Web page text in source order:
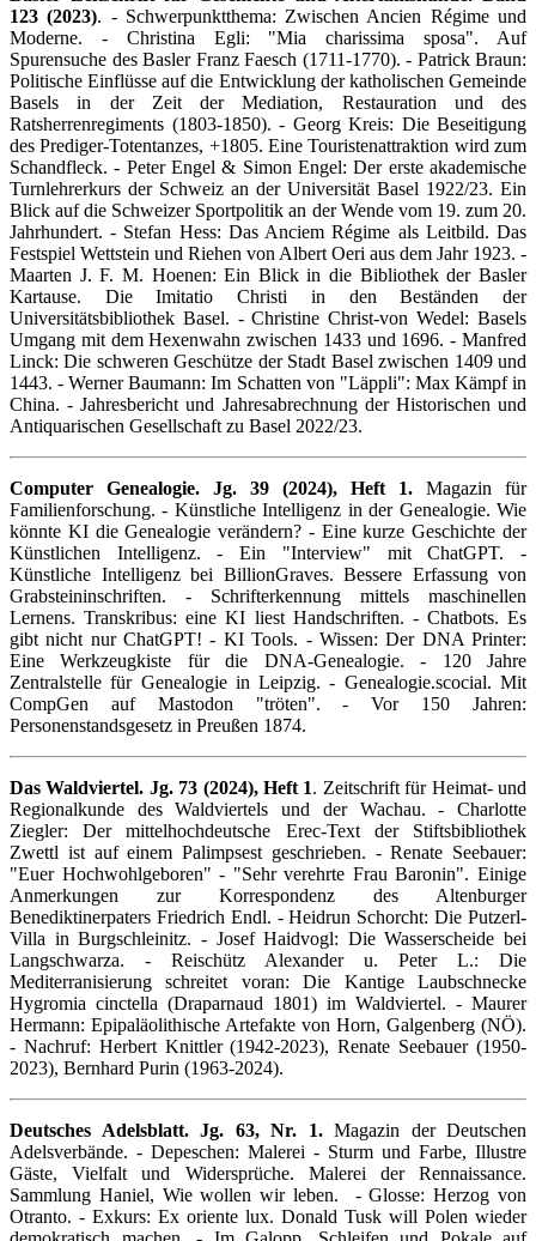
123 (2023). - Schwerpunktthema: Zwischen Ancien Régime und
Moderne. - Christina Egli: "Mia charissima sposa". Auf
Spurensuche des Basler Franz Faesch (1711-1770). - Patrick Braun:
Politische Einflüsse auf die Entwicklung der katholischen Gemeinde
Basels in der Zeit der Mediation, Restauration und des
Ratsherrenregiments (1803-1850). - Georg Kreis: Die Beseitigung
des Prediger-Totentanzes, +1805. Eine Touristenattraktion wird zum
Schandfleck. - Peter Engel & Simon Engel: Der erste akademische
Turnlehrerkurs der Schweiz an der Universität Basel 1922/23. Ein
Blick auf die Schweizer Sportpolitik an der Wende vom 19. zum 20.
Jahrhundert. - Stefan Hess: Das Anciem Régime als Leitbild. Das
Festspiel Wettstein und Riehen von Albert Oeri aus dem Jahr 1923. -
Maarten J. F. M. Hoenen: Ein Blick in die Bibliothek der Basler
Kartause. Die Imitatio Christi in den Beständen der
Universitätsbibliothek Basel. - Christine Christ-von Wedel: Basels
Umgang mit dem Hexenwahn zwischen 1433 und 1696. - Manfred
Linck: Die schweren Geschütze der Stadt Basel zwischen 1409 und
1443. - Werner Baumann: Im Schatten von "Läppli": Max Kämpf in
China. - Jahresbericht und Jahresabrechnung der Historischen und
Antiquarischen Gesellschaft zu Basel 2022/23.
Computer Genealogie. Jg. 39 (2024), Heft 1. Magazin für
Familienforschung. - Künstliche Intelligenz in der Genealogie. Wie
könnte KI die Genealogie verändern? - Eine kurze Geschichte der
Künstlichen Intelligenz. - Ein "Interview" mit ChatGPT. -
Künstliche Intelligenz bei BillionGraves. Bessere Erfassung von
Grabsteininschriften. - Schrifterkennung mittels maschinellen
Lernens. Transkribus: eine KI liest Handschriften. - Chatbots. Es
gibt nicht nur ChatGPT! - KI Tools. - Wissen: Der DNA Printer:
Eine Werkzeugkiste für die DNA-Genealogie. - 120 Jahre
Zentralstelle für Genealogie in Leipzig. - Genealogie.scocial. Mit
CompGen auf Mastodon "tröten". - Vor 150 Jahren:
Personenstandsgesetz in Preußen 1874.
Das Waldviertel. Jg. 73 (2024), Heft 1. Zeitschrift für Heimat- und
Regionalkunde des Waldviertels und der Wachau. - Charlotte
Ziegler: Der mittelhochdeutsche Erec-Text der Stiftsbibliothek
Zwettl ist auf einem Palimpsest geschrieben. - Renate Seebauer:
"Euer Hochwohlgeboren" - "Sehr verehrte Frau Baronin". Einige
Anmerkungen zur Korrespondenz des Altenburger
Benediktinerpaters Friedrich Endl. - Heidrun Schorcht: Die Putzerl-
Villa in Burgschleinitz. - Josef Haidvogl: Die Wasserscheide bei
Langschwarza. - Reischütz Alexander u. Peter L.: Die
Mediterranisierung schreitet voran: Die Kantige Laubschnecke
Hygromia cinctella (Draparnaud 1801) im Waldviertel. - Maurer
Hermann: Epipaläolithische Artefakte von Horn, Galgenberg (NÖ).
- Nachruf: Herbert Knittler (1942-2023), Renate Seebauer (1950-
2023), Bernhard Purin (1963-2024).
Deutsches Adelsblatt. Jg. 63, Nr. 1. Magazin der Deutschen
Adelsverbände. - Depeschen: Malerei - Sturm und Farbe, Illustre
Gäste, Vielfalt und Widersprüche. Malerei der Rennaissance.
Sammlung Haniel, Wie wollen wir leben. - Glosse: Herzog von
Otranto. - Exkurs: Ex oriente lux. Donald Tusk will Polen wieder